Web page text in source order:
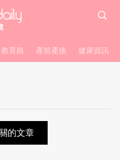
教育路 產前產後 健康資訊
的文章